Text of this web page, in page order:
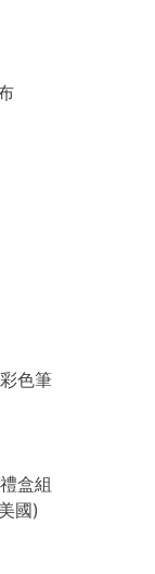
色筆
盒組
國)